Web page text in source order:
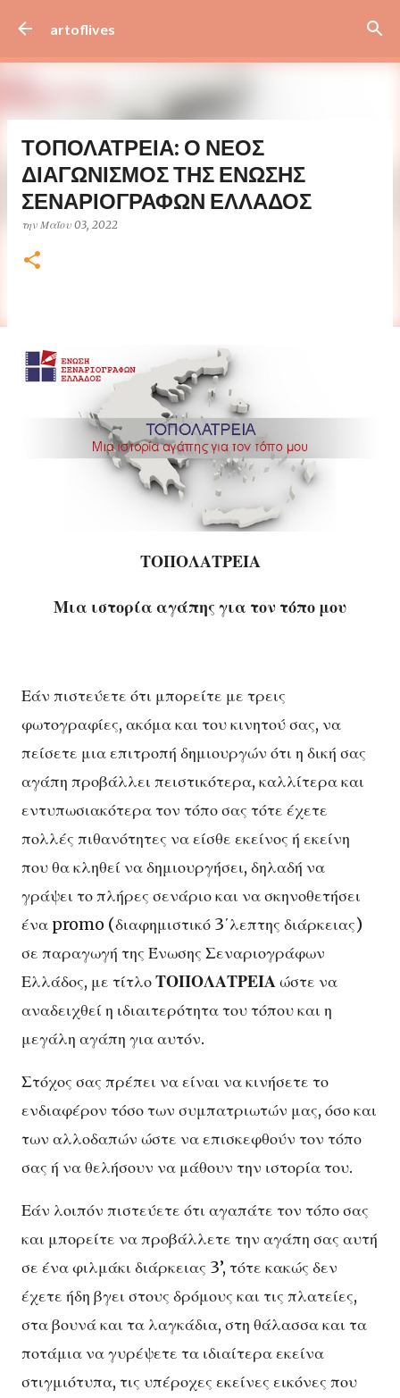
artoflives
ΤΟΠΟΛΑΤΡΕΙΑ: Ο ΝΕΟΣ
ΔΙΑΓΩΝΙΣΜΟΣ ΤΗΣ ΕΝΩΣΗΣ
ΣΕΝΑΡΙΟΓΡΑΦΩΝ ΕΛΛΑΔΟΣ
την Μαΐου 03, 2022
ΤΟΠΟΛΑΤΡΕΙΑ
Μια ιστορία αγάπης για τον τόπο μου
Εάν πιστεύετε ότι μπορείτε με τρεις
φωτογραφίες, ακόμα και του κινητού σας, να
πείσετε μια επιτροπή δημιουργών ότι η δική σας
αγάπη προβάλλει πειστικότερα, καλλίτερα και
εντυπωσιακότερα τον τόπο σας τότε έχετε
πολλές πιθανότητες να είσθε εκείνος ή εκείνη
που θα κληθεί να δημιουργήσει, δηλαδή να
γράψει το πλήρες σενάριο και να σκηνοθετήσει
ένα promo (διαφημιστικό 3΄λεπτης διάρκειας)
σε παραγωγή της Ένωσης Σεναριογράφων
Ελλάδος, με τίτλοΤΟΠΟΛΑΤΡΕΙΑώστε να
αναδειχθεί η ιδιαιτερότητα του τόπου και η
μεγάλη αγάπη για αυτόν.
Στόχος σας πρέπει να είναι να κινήσετε το
ενδιαφέρον τόσο των συμπατριωτών μας, όσο και
των αλλοδαπών ώστε να επισκεφθούν τον τόπο
σας ή να θελήσουν να μάθουν την ιστορία του.
Εάν λοιπόν πιστεύετε ότι αγαπάτε τον τόπο σας
και μπορείτε να προβάλλετε την αγάπη σας αυτή
σε ένα φιλμάκι διάρκειας 3’, τότε κακώς δεν
έχετε ήδη βγει στους δρόμους και τις πλατείες,
στα βουνά και τα λαγκάδια, στη θάλασσα και τα
ποτάμια να γυρέψετε τα ιδιαίτερα εκείνα
στιγμιότυπα, τις υπέροχες εκείνες εικόνες που